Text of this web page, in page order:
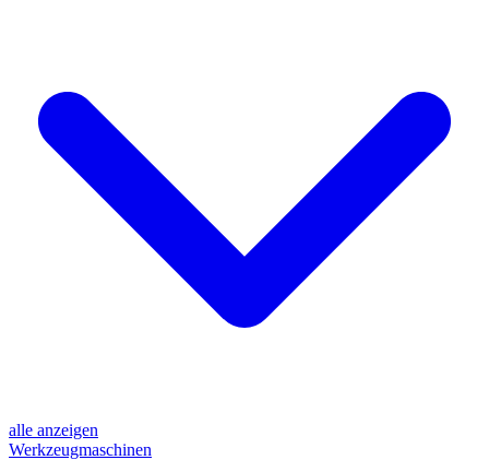
alle anzeigen
Werkzeugmaschinen